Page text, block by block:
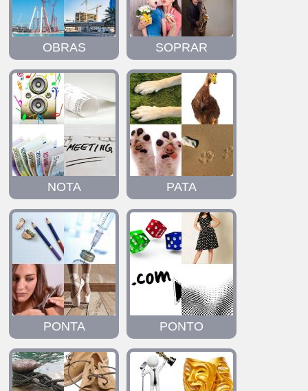
OBRAS SOPRAR
NOTA PATA
PONTA PONTO